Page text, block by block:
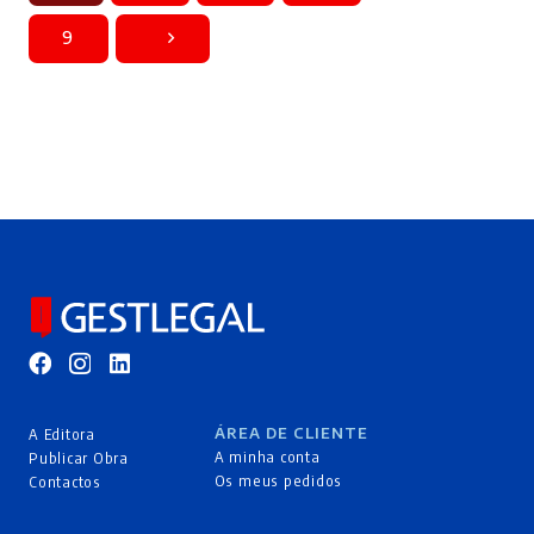
9
A Editora
Publicar Obra
Contactos
ÁREA DE CLIENTE
A minha conta
Os meus pedidos